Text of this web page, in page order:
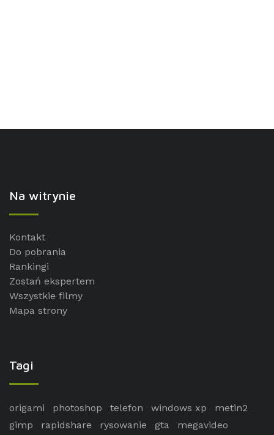
Na witrynie
Kontakt
Do pobrania
Rankingi
Zostań ekspertem
Wszystkie filmy
Mapa strony
Tagi
origami photoshop telefon windows xp
metin2
gimp
rapidshare rysowanie gta
megavideo